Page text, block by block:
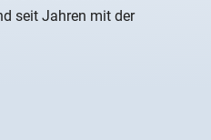
seit Jahren mit der